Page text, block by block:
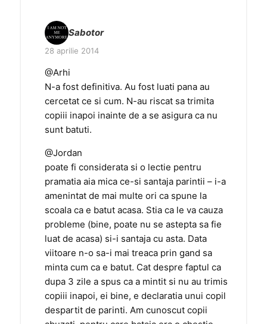
Sabotor
28 aprilie 2014
@Arhi
N-a fost definitiva. Au fost luati pana au
cercetat ce si cum. N-au riscat sa trimita
copiii inapoi inainte de a se asigura ca nu
sunt batuti.
@Jordan
poate fi considerata si o lectie pentru
pramatia aia mica ce-si santaja parintii – i-a
amenintat de mai multe ori ca spune la
scoala ca e batut acasa. Stia ca le va cauza
probleme (bine, poate nu se astepta sa fie
luat de acasa) si-i santaja cu asta. Data
viitoare n-o sa-i mai treaca prin gand sa
minta cum ca e batut. Cat despre faptul ca
dupa 3 zile a spus ca a mintit si nu au trimis
copiii inapoi, ei bine, e declaratia unui copil
despartit de parinti. Am cunoscut copii